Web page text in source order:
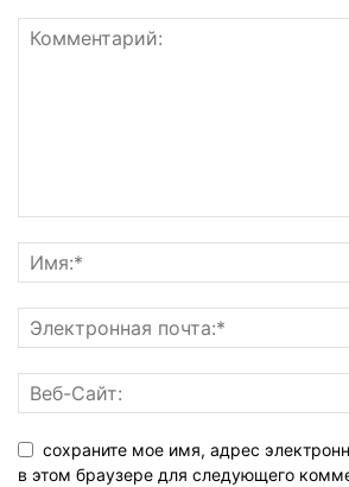
сохраните мое имя, адрес
в этом браузере для следующего